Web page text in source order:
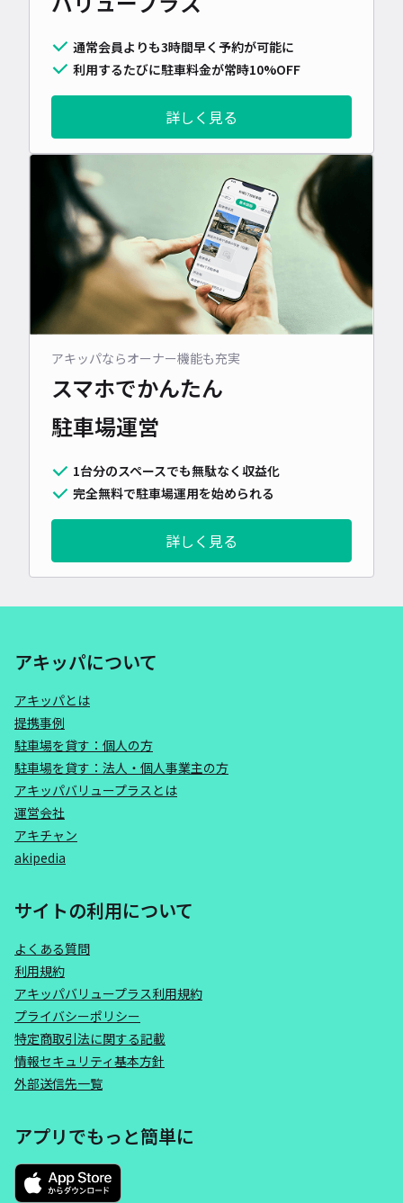
通常会員よりも3時間早く予約が可能に
利用するたびに駐車料金が常時10%OFF
詳しく見る
アキッパならオーナー機能も充実
スマホでかんたん
駐車場運営
1台分のスペースでも無駄なく収益化
完全無料で駐車場運用を始められる
詳しく見る
アキッパについて
アキッパとは
提携事例
駐車場を貸す：個人の方
駐車場を貸す：法人・個人事業主の方
アキッパバリュープラスとは
運営会社
アキチャン
akipedia
サイトの利用について
よくある質問
利用規約
アキッパバリュープラス利用規約
プライバシーポリシー
特定商取引法に関する記載
情報セキュリティ基本方針
外部送信先一覧
アプリでもっと簡単に